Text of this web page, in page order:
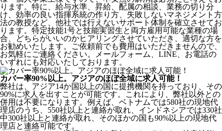
ります。特に、給与水準、昇給、配属の相談、業務の切り分
け、効率の良い指揮系統の作り方、失敗しないマネジメント方
法の教授など、 他社では行えないサポート体制 を確立させてお
ります。特定技能1号と技能実習生と両方雇用可能な業種の場
合、どちらがいいのかヒアリングさせていただき、適切な方を
お勧めいたします。ご依頼前でも費用はいただきませんので、
お気軽にご連絡ください。メールフォーム、LINE、お電話の
いずれにも対応いたしております。
カバー率90%以上。アジアのほぼ全域に求人可能！
弊社は、 アジア14か国以上の国に提携機関を持っており、その
90%に求人を出すことが可能です。これにより、弊社以外との
併用は不要になります。例えば、ベトナムでは580社の現地代
理店のうち、550社以上と連絡が取れ、インドネシアでは330社
中300社以上と連絡が取れ、そのほかの国も90%以上の現地代
理店と連絡可能です。